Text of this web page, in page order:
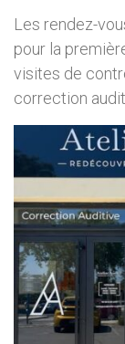
Les rendez-
pour la
visites de
correction